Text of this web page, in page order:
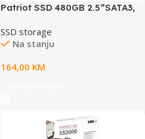
Patriot SSD 480GB 2.5”SATA3,
450/320MB/s;
SSD storage
Na stanju
164,00 KM